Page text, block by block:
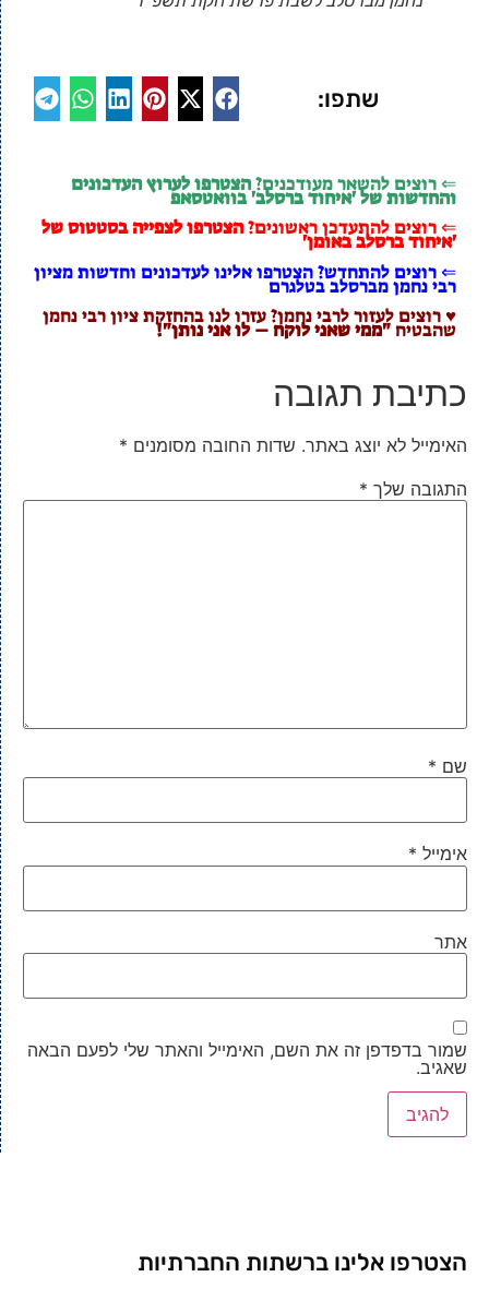
שתפו:
⇐ רוצים להשאר מעודכנים?הצטרפו לערוץ העדכונים
והחדשות של 'איחוד ברסלב' בוואטסאפ
⇐ רוצים להתעדכן ראשונים?הצטרפו לצפייה בסטטוס של
'איחוד ברסלב באומן'
⇐ רוצים להתחדש? הצטרפו אלינו לעדכונים וחדשות מציון
רבי נחמן מברסלב בטלגרם
♥ רוצים לעזור לרבי נחמן? עזרו לנו בהחזקת ציון רבי נחמן
שהבטיח"ממי שאני לוקח – לו אני נותן"!
כתיבת תגובה
האימייל לא יוצג באתר. שדות החובה מסומנים *
התגובה שלך *
שם *
אימייל *
אתר
שמור בדפדפן זה את השם, האימייל והאתר שלי לפעם הבאה
שאגיב.
הצטרפו אלינו ברשתות החברתיות